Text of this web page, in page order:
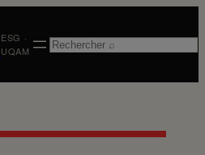
ESG ·
UQAM
Rechercher